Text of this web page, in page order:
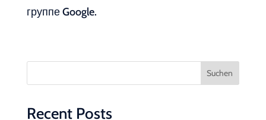
группе Google.
Suchen
Recent Posts